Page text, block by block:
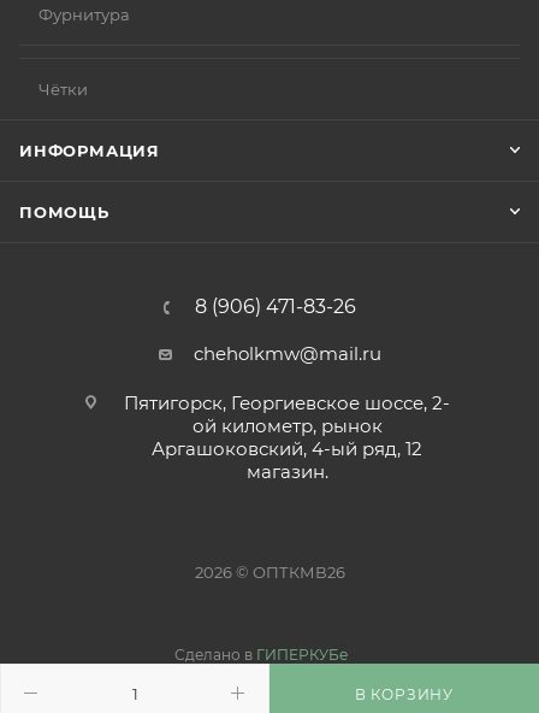
В КОРЗИНУ
Фурнитура
Чётки
ИНФОРМАЦИЯ
ПОМОЩЬ
8 (906) 471-83-26
cheholkmw@mail.ru
Пятигорск, Георгиевское шоссе, 2-
ой километр, рынок
Аргашоковский, 4-ый ряд, 12
магазин.
2026 © ОПТКМВ26
Сделано в ГИПЕРКУБе